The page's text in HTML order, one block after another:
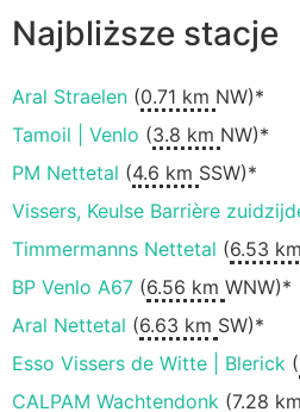
Najbliższe stacje
Aral Straelen (0.71 km NW)*
Tamoil | Venlo (3.8 km NW)*
PM Nettetal (4.6 km SSW)*
Vissers, Keulse Barrière
Timmermanns Nettetal (6.53 km
BP Venlo A67 (6.56 km WNW)*
Aral Nettetal (6.63 km SW)*
Esso Vissers de Witte | Blerick (
CALPAM Wachtendonk (7.28 km